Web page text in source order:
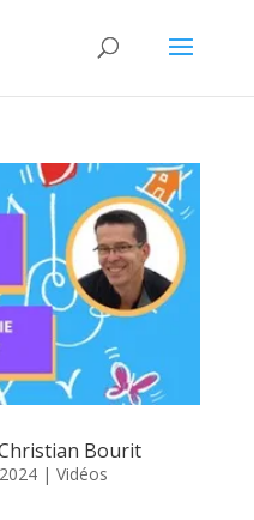
Bourit
| Vidéos